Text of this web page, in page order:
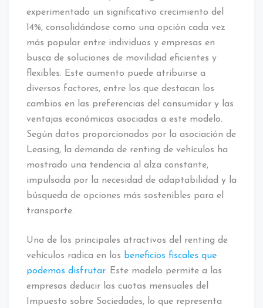
experimentado un significativo crecimiento del
14%, consolidándose como una opción cada vez
más popular entre individuos y empresas en
busca de soluciones de movilidad eficientes y
flexibles. Este aumento puede atribuirse a
diversos factores, entre los que destacan los
cambios en las preferencias del consumidor y las
ventajas económicas asociadas a este modelo.
Según datos proporcionados por la asociación de
Leasing, la demanda de renting de vehículos ha
mostrado una tendencia al alza constante,
impulsada por la necesidad de adaptabilidad y la
búsqueda de opciones más sostenibles para el
transporte.
Uno de los principales atractivos del renting de
vehículos radica en los beneficios fiscales que
podemos disfrutar. Este modelo permite a las
empresas deducir las cuotas mensuales del
Impuesto sobre Sociedades, lo que representa